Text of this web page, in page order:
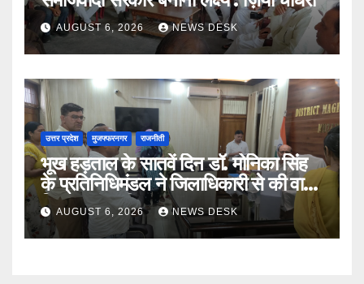
AUGUST 6, 2026 NEWS DESK
उत्तर प्रदेश मुजफ्फरनगर राजनीती
भूख हड़ताल के सातवें दिन डॉ. मोनिका सिंह
के प्रतिनिधिमंडल ने जिलाधिकारी से की वार्ता,
निष्पक्ष जांच की मांग
AUGUST 6, 2026 NEWS DESK